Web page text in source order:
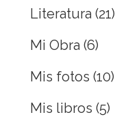
Literatura (21)
Mi Obra (6)
Mis fotos (10)
Mis libros (5)